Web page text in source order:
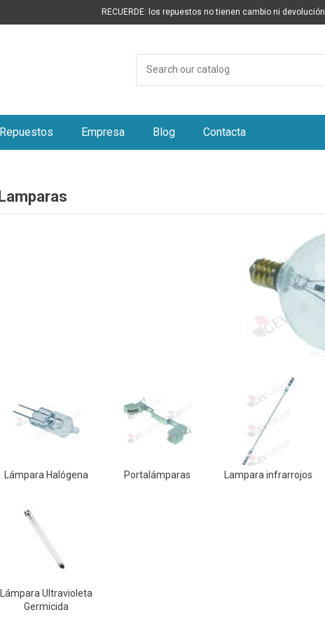
RECUERDE: los repuestos no tienen cambio ni devolución
Repuestos Empresa Blog Contacta
Lamparas
Lámpara Halógena Portalámparas Lampara infrarrojos
Lámpara Ultravioleta
Germicida